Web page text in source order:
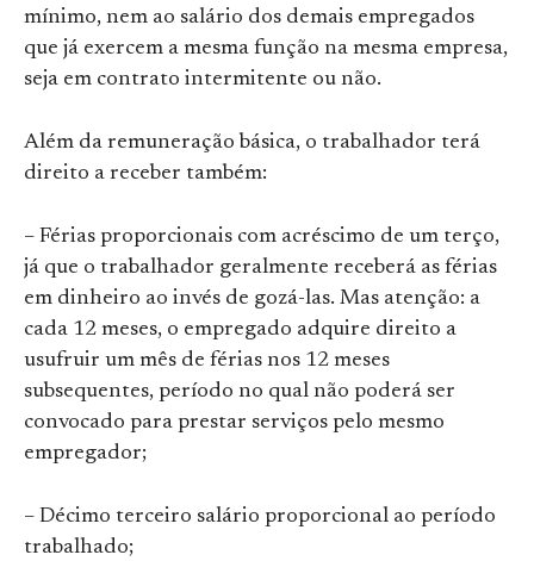
mínimo, nem ao salário dos demais empregados
que já exercem a mesma função na mesma empresa,
seja em contrato intermitente ou não.
Além da remuneração básica, o trabalhador terá
direito a receber também:
– Férias proporcionais com acréscimo de um terço,
já que o trabalhador geralmente receberá as férias
em dinheiro ao invés de gozá-las. Mas atenção: a
cada 12 meses, o empregado adquire direito a
usufruir um mês de férias nos 12 meses
subsequentes, período no qual não poderá ser
convocado para prestar serviços pelo mesmo
empregador;
– Décimo terceiro salário proporcional ao período
trabalhado;